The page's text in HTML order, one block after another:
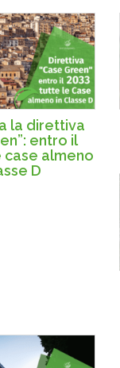
la direttiva
entro il
case almeno
D